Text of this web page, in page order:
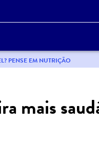
PENSE EM NUTRIÇÃO
mais